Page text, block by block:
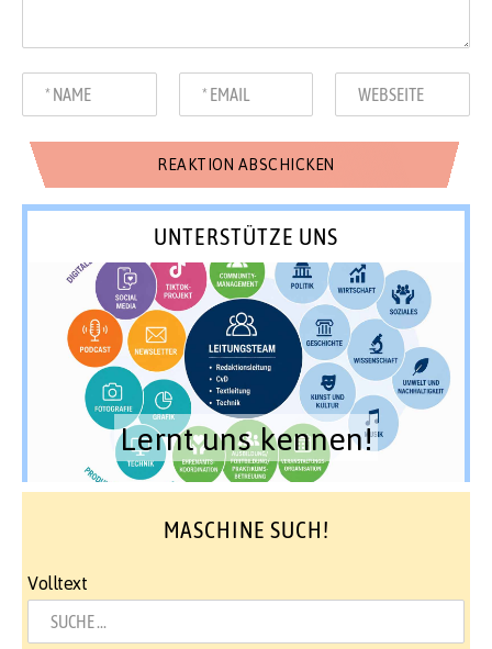
UNTERSTÜTZE UNS
Lernt uns kennen!
MASCHINE SUCH!
Volltext